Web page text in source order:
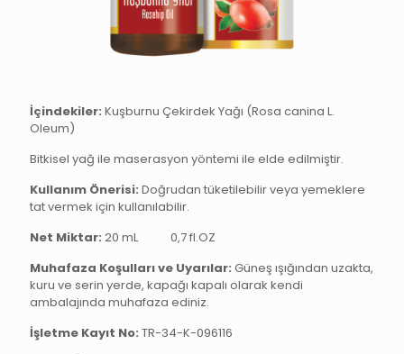
İçindekiler: Kuşburnu Çekirdek Yağı (Rosa canina L.
Oleum)
Bitkisel yağ ile maserasyon yöntemi ile elde edilmiştir.
Kullanım Önerisi: Doğrudan tüketilebilir veya yemeklere
tat vermek için kullanılabilir.
Net Miktar: 20 mL
0,7 fl.OZ
Muhafaza Koşulları ve Uyarılar: Güneş ışığından uzakta,
kuru ve serin yerde, kapağı kapalı olarak kendi
ambalajında muhafaza ediniz.
İşletme Kayıt No: TR-34-K-096116